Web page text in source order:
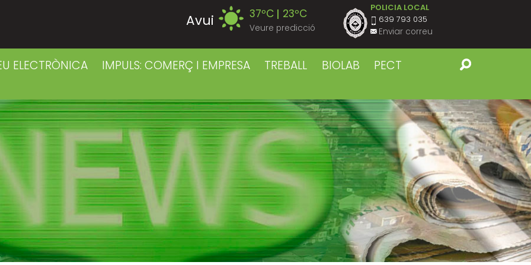
Avui 37ºC 23ºC
Veure predicció
Divendres 39ºC 23ºC
Diumenge 38ºC 23ºC
Dilluns 39ºC 23ºC
Dimarts 39ºC 22ºC
Dimecres 41ºC 22ºC
POLICIA LOCAL
639 793 035
Enviar correu
ELECTRÒNICA IMPULS: COMERÇ I EMPRESA TREBALL BIOLAB
PECT